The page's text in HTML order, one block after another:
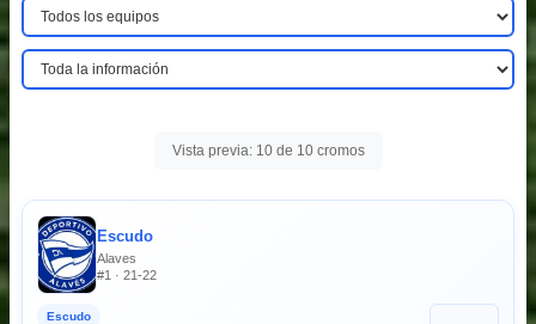
Vista previa: 10 de 10 cromos
Escudo
Alaves
#1 · 21-22
Escudo